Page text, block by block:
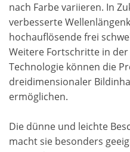
nach Farbe variieren. In
verbesserte
hochauflösende frei
Weitere Fortschritte in
Technologie können die
dreidimensionaler
ermöglichen.
Die dünne und leichte
macht sie besonders